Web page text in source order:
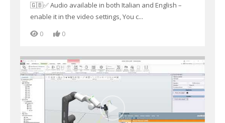
🇬🇧✅ Audio available in both Italian and English –
enable it in the video settings, You c...
0 0